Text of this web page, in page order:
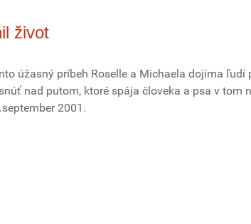
život
úžasný príbeh Roselle a Michaela dojíma ľudí
nad putom, ktoré spája človeka a psa v tom
2001.